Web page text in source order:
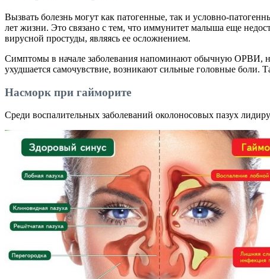
Вызвать болезнь могут как патогенные, так и условно-
лет жизни. Это связано с тем, что иммунитет малыша еще
вирусной простуды, являясь ее осложнением.
Симптомы в начале заболевания напоминают обычную ОРВИ,
ухудшается самочувствие, возникают сильные головные боли.
Насморк при гайморите
Среди воспалительных заболеваний околоносовых пазух